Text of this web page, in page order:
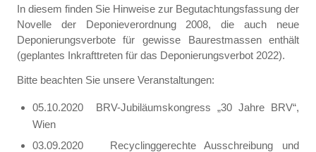
In diesem finden Sie Hinweise zur Begutachtungsfassung der
Novelle der Deponieverordnung 2008, die auch neue
Deponierungsverbote für gewisse Baurestmassen enthält
(geplantes Inkrafttreten für das Deponierungsverbot 2022).
Bitte beachten Sie unsere Veranstaltungen:
05.10.2020 BRV-Jubiläumskongress „30 Jahre BRV“,
Wien
03.09.2020 Recyclinggerechte Ausschreibung und